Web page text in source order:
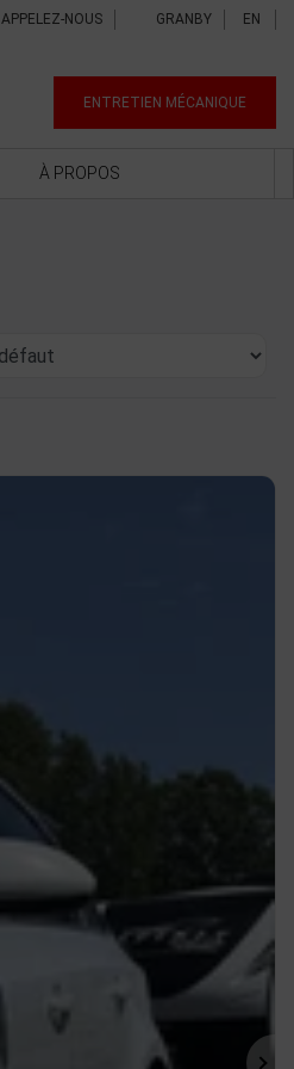
APPELEZ-NOUS GRANBY EN
ENTRETIEN MÉCANIQUE
À PROPOS